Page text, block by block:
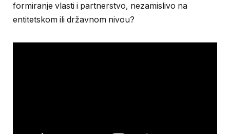
formiranje vlasti i partnerstvo, nezamislivo na
entitetskom ili državnom nivou?